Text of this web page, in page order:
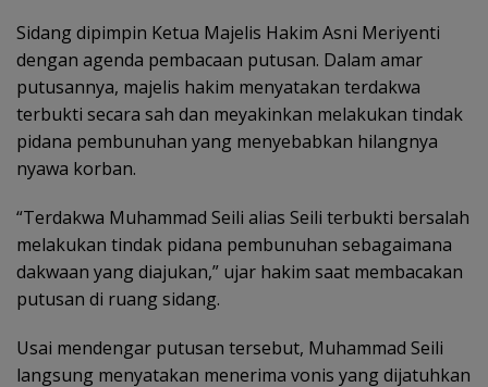
Sidang dipimpin Ketua Majelis Hakim Asni Meriyenti
dengan agenda pembacaan putusan. Dalam amar
putusannya, majelis hakim menyatakan terdakwa
terbukti secara sah dan meyakinkan melakukan tindak
pidana pembunuhan yang menyebabkan hilangnya
nyawa korban.
“Terdakwa Muhammad Seili alias Seili terbukti bersalah
melakukan tindak pidana pembunuhan sebagaimana
dakwaan yang diajukan,” ujar hakim saat membacakan
putusan di ruang sidang.
Usai mendengar putusan tersebut, Muhammad Seili
langsung menyatakan menerima vonis yang dijatuhkan